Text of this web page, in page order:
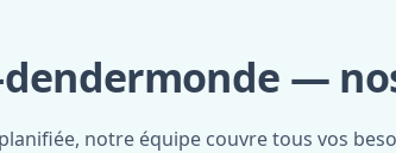
—
notre équipe couvre tous vos